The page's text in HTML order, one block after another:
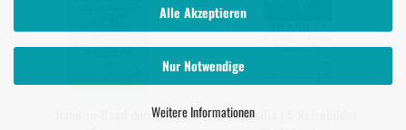
Alle Akzeptieren
Nur Notwendige
Weitere Informationen
Hand-in-Hand durch
Brasilia | 5 Reisebilder